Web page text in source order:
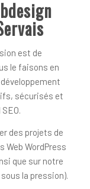
est de
le faisons en
sécurisés et
des projets de
Web WordPress
que sur notre
la pression).